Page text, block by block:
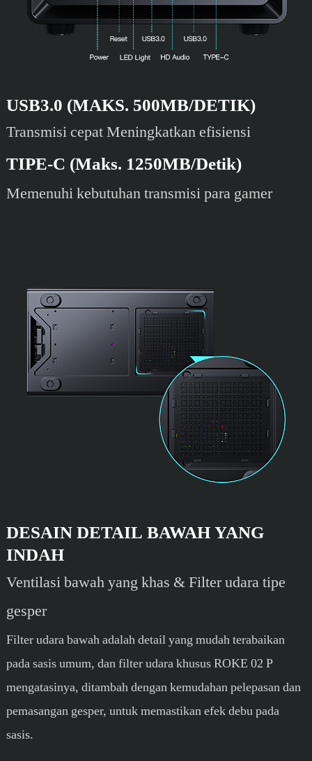
USB3.0 (MAKS. 500MB/DETIK)
Transmisi cepat Meningkatkan efisiensi
TIPE-C (Maks. 1250MB/Detik)
Memenuhi kebutuhan transmisi para gamer
DESAIN DETAIL BAWAH YANG
INDAH
Ventilasi bawah yang khas & Filter udara tipe
gesper
Filter udara bawah adalah detail yang mudah terabaikan
pada sasis umum, dan filter udara khusus ROKE 02 P
mengatasinya, ditambah dengan kemudahan pelepasan dan
pemasangan gesper, untuk memastikan efek debu pada
sasis.